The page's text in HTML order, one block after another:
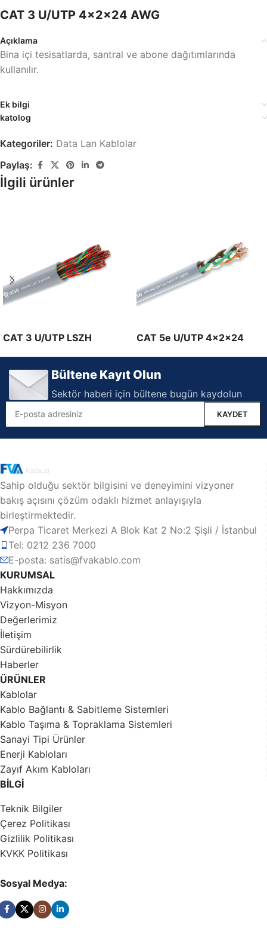
CAT 3 U/UTP 4x2x24 AWG
Açıklama
Bina içi tesisatlarda, santral ve abone dağıtımlarında
kullanılır.
Ek bilgi
katolog
Kategoriler: Data Lan Kablolar
Paylaş:
İlgili ürünler
CAT 3 U/UTP LSZH
CAT 5e U/UTP 4x2x24
Bültene Kayıt Olun
Sektör haberi için bültene bugün kaydolun
Sahip olduğu sektör bilgisini ve deneyimini vizyoner
bakış açısını çözüm odaklı hizmet anlayışıyla
birleştirmektedir.
Perpa Ticaret Merkezi A Blok Kat 2 No:2 Şişli / İstanbul
Tel: 0212 236 7000
E-posta: satis@fvakablo.com
KURUMSAL
Hakkımızda
Vizyon-Misyon
Değerlerimiz
İletişim
Sürdürebilirlik
Haberler
ÜRÜNLER
Kablolar
Kablo Bağlantı & Sabitleme Sistemleri
Kablo Taşıma & Topraklama Sistemleri
Sanayi Tipi Ürünler
Enerji Kabloları
Zayıf Akım Kabloları
BİLGİ
Teknik Bilgiler
Çerez Politikası
Gizlilik Politikası
KVKK Politikası
Sosyal Medya: